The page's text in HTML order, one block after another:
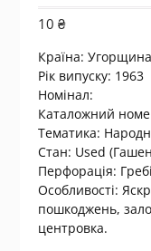
10 ₴
Країна: Угорщина
Рік випуску: 1963
Номінал:
Каталожний
Тематика:
Стан: Used
Перфорація:
Особливості:
пошкоджень,
центровка.